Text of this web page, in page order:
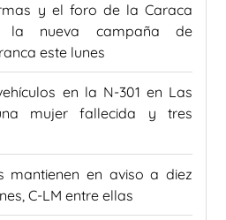
y el foro de la Caraca
la nueva campaña de
este lunes
en la N-301 en Las
mujer fallecida y tres
mantienen en aviso a diez
C-LM entre ellas